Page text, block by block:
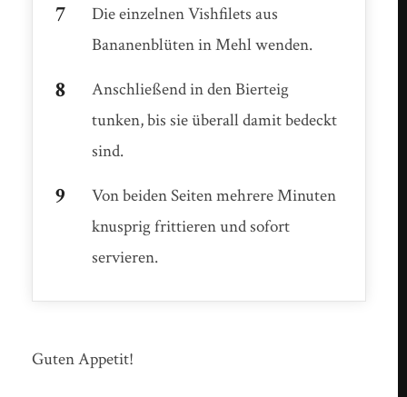
Die einzelnen Vishfilets aus
Bananenblüten in Mehl wenden.
Anschließend in den Bierteig
tunken, bis sie überall damit bedeckt
sind.
Von beiden Seiten mehrere Minuten
knusprig frittieren und sofort
servieren.
Guten Appetit!